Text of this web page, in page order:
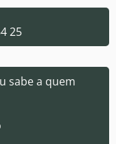
25
sabe a quem